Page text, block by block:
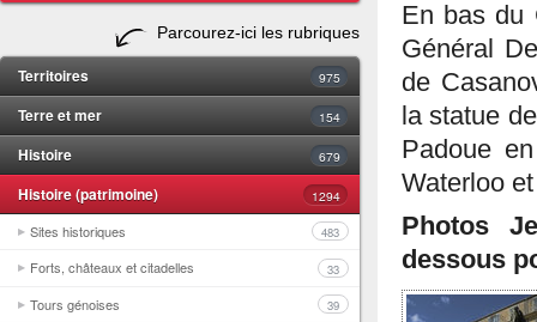
Parcourez-ici les rubriques
Territoires 975
Terre et mer 154
Histoire 679
Histoire (patrimoine) 1294
Sites historiques 483
Forts, châteaux et citadelles 33
Tours génoises 39
En bas du
Général
de
la statue
Padoue
Waterloo
Photos
dessous